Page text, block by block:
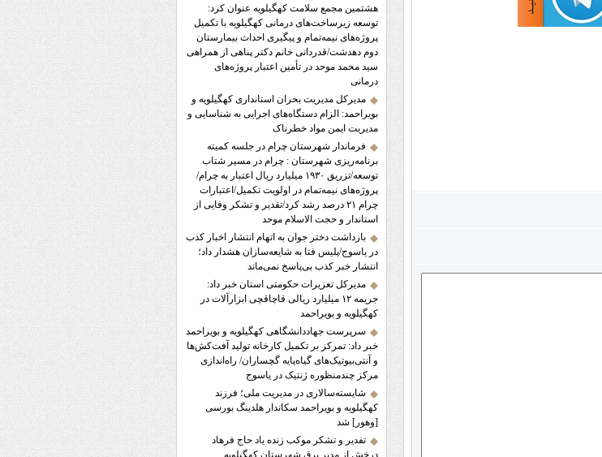
هشتمین مجمع سلامت کهگیلویه عنوان کرد:
توسعه زیرساخت‌های درمانی کهگیلویه با تکمیل
پروژه‌های نیمه‌تمام و پیگیری احداث بیمارستان
دوم دهدشت/قدردانی خانم دکتر پناهی از همراهی
سید محمد موحد در تأمین اعتبار پروژه‌های
درمانی
مدیرکل مدیریت بحران استانداری کهگیلویه و
بویراحمد: الزام دستگاه‌های اجرایی به شناسایی و
مدیریت ایمن مواد خطرناک
فرماندار شهرستان چرام در جلسه کمیته
برنامه‌ریزی شهرستان : چرام در مسیر شتاب
توسعه/تزریق ۱۹۳۰ میلیارد ریال اعتبار به چرام/
پروژه‌های نیمه‌تمام در اولویت تکمیل/اعتبارات
چرام ۲۱ درصد رشد کرد/تقدیر و تشکر وفایی از
استاندار و حجت الاسلام موحد
بازداشت دختر جوان به اتهام انتشار اخبار کذب
در یاسوج/پلیس فتا به شایعه‌سازان هشدار داد؛
انتشار خبر کذب بی‌پاسخ نمی‌ماند
مدیرکل تعزیرات حکومتی استان خبر داد:
جریمه ۱۲ میلیارد ریالی قاچاقچی ابزارآلات در
کهگیلویه و بویراحمد
سرپرست جهاددانشگاهی کهگیلویه و بویراحمد
خبر داد: تمرکز بر تکمیل کارخانه تولید آفت‌کش‌ها
و آنتی‌بیوتیک‌های گیاه‌پایه گچساران/ راه‌اندازی
مرکز چندمنظوره ژنتیک در یاسوج
شایسته‌سالاری در مدیریت ملی؛ فرزند
کهگیلویه و بویراحمد سکاندار هلدینگ بورسی
[وهور] شد
تفدیر و تشکر موکب زنده یاد حاج فرهاد
درخش از مدیر برق شهرستان کهگیلویه